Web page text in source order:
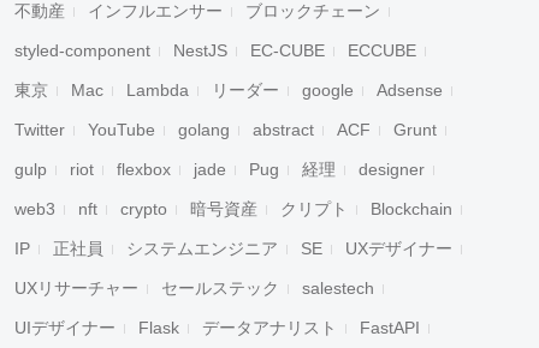
不動産 インフルエンサー ブロックチェーン
styled-component NestJS EC-CUBE ECCUBE
東京 Mac Lambda リーダー google Adsense
Twitter YouTube golang abstract ACF Grunt
gulp riot flexbox jade Pug 経理 designer
web3 nft crypto 暗号資産 クリプト Blockchain
IP 正社員 システムエンジニア SE UXデザイナー
UXリサーチャー セールステック salestech
UIデザイナー Flask データアナリスト FastAPI